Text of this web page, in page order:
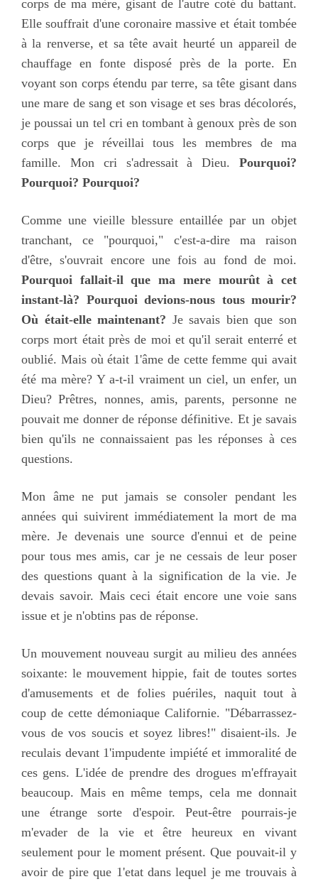
corps de ma mère, gisant de l'autre coté du battant.
Elle souffrait d'une coronaire massive et était tombée
à la renverse, et sa tête avait heurté un appareil de
chauffage en fonte disposé près de la porte. En
voyant son corps étendu par terre, sa tête gisant dans
une mare de sang et son visage et ses bras décolorés,
je poussai un tel cri en tombant à genoux près de son
corps que je réveillai tous les membres de ma
famille. Mon cri s'adressait à Dieu. Pourquoi?
Pourquoi? Pourquoi?
Comme une vieille blessure entaillée par un objet
tranchant, ce "pourquoi," c'est-a-dire ma raison
d'être, s'ouvrait encore une fois au fond de moi.
Pourquoi fallait-il que ma mere mourût à cet
instant-là? Pourquoi devions-nous tous mourir?
Où était-elle maintenant? Je savais bien que son
corps mort était près de moi et qu'il serait enterré et
oublié. Mais où était 1'âme de cette femme qui avait
été ma mère? Y a-t-il vraiment un ciel, un enfer, un
Dieu? Prêtres, nonnes, amis, parents, personne ne
pouvait me donner de réponse définitive. Et je savais
bien qu'ils ne connaissaient pas les réponses à ces
questions.
Mon âme ne put jamais se consoler pendant les
années qui suivirent immédiatement la mort de ma
mère. Je devenais une source d'ennui et de peine
pour tous mes amis, car je ne cessais de leur poser
des questions quant à la signification de la vie. Je
devais savoir. Mais ceci était encore une voie sans
issue et je n'obtins pas de réponse.
Un mouvement nouveau surgit au milieu des années
soixante: le mouvement hippie, fait de toutes sortes
d'amusements et de folies puériles, naquit tout à
coup de cette démoniaque Californie. "Débarrassez-
vous de vos soucis et soyez libres!" disaient-ils. Je
reculais devant 1'impudente impiété et immoralité de
ces gens. L'idée de prendre des drogues m'effrayait
beaucoup. Mais en même temps, cela me donnait
une étrange sorte d'espoir. Peut-être pourrais-je
m'evader de la vie et être heureux en vivant
seulement pour le moment présent. Que pouvait-il y
avoir de pire que 1'etat dans lequel je me trouvais à